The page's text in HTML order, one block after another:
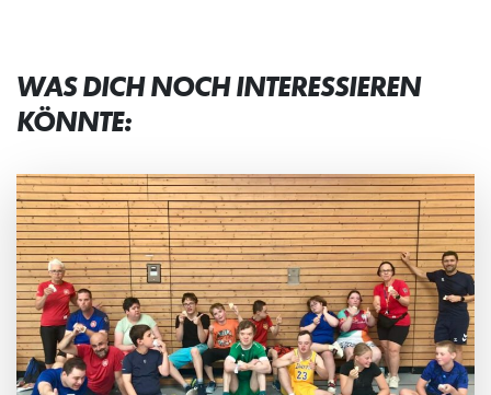
WAS DICH NOCH INTERESSIEREN
KÖNNTE: